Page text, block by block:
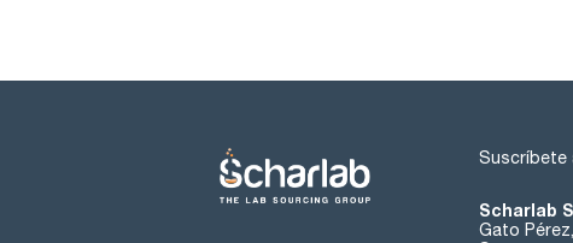
Suscríbete
Scharlab
Gato